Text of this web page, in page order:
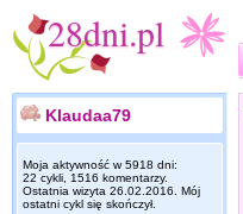
Klaudaa79
Moja aktywność w 5918 dni:
22 cykli, 1516 komentarzy.
Ostatnia wizyta 26.02.2016 . Mój
ostatni cykl się skończył.